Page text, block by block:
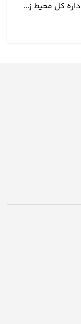
کل محیط ز...